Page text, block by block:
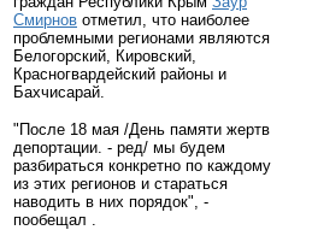
Смирнов отметил, что наиболее
проблемными регионами являются
Белогорский, Кировский,
Красногвардейский районы и
Бахчисарай.
"После 18 мая /День памяти жертв
депортации. - ред/ мы будем
разбираться конкретно по каждому
из этих регионов и стараться
наводить в них порядок", -
пообещал .